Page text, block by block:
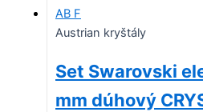
Austrian kryštály
Set Swarovski
mm dúhový